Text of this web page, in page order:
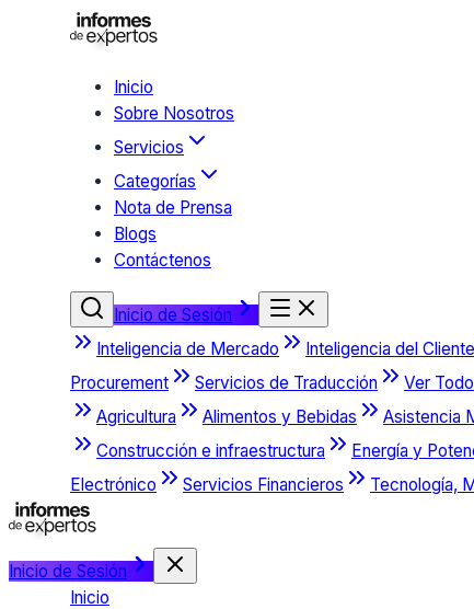
Inicio
Sobre Nosotros
Servicios
Categorías
Nota de Prensa
Blogs
Contáctenos
Inicio de Sesión
Inteligencia de Mercado
Inteligencia del Cliente
Procurement
Servicios de Traducción
Ver
Agricultura
Alimentos y Bebidas Asistencia
Construcción e infraestructura
Energía y
Electrónico
Servicios Financieros Tecnología,
Inicio de Sesión
Inicio